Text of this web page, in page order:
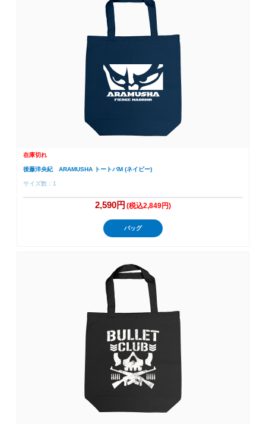
在庫切れ
後藤洋央紀 ARAMUSHA トートバM (ネイビー)
サイズ数：1
2,590円 (税込2,849円)
バッグ